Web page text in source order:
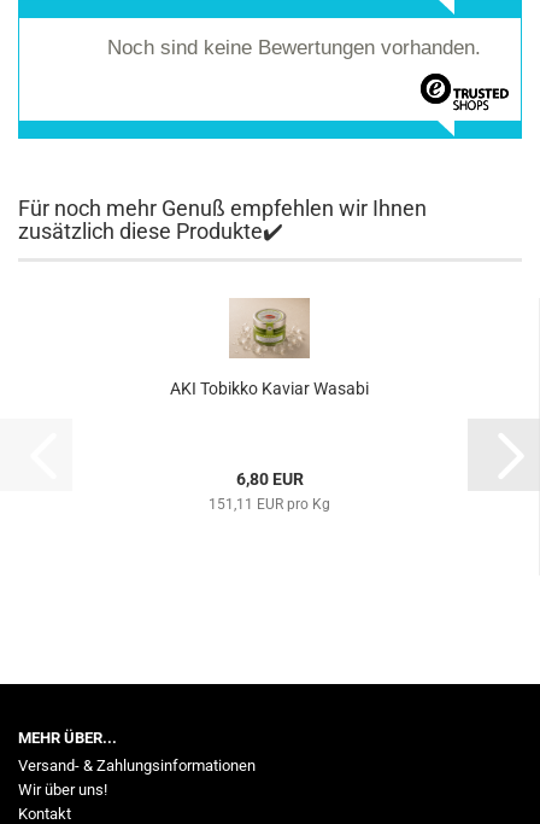
Noch sind keine Bewertungen vorhanden.
Für noch mehr Genuß empfehlen wir Ihnen
zusätzlich diese Produkte✔️
AKI Tobikko Kaviar Wasabi
6,80 EUR
151,11 EUR pro Kg
MEHR ÜBER...
Versand- & Zahlungsinformationen
Wir über uns!
Kontakt